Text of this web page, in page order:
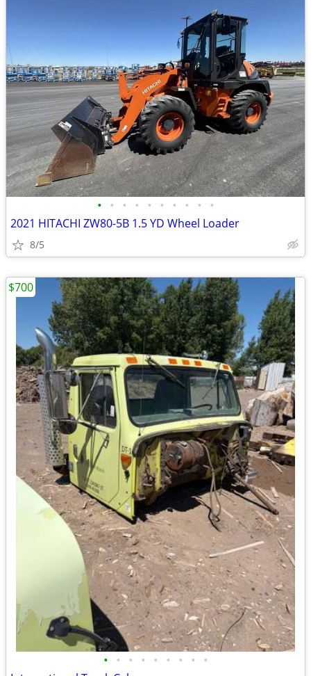
• • • • • • • • • •
2021 HITACHI ZW80-5B 1.5 YD Wheel Loader
8/5
• • • • • • • • •
$700